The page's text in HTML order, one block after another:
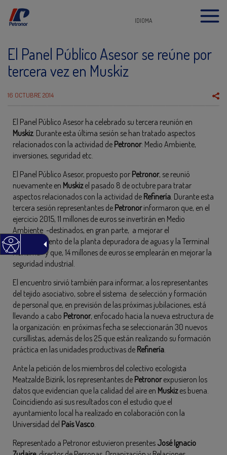
IDIOMA
El Panel Público Asesor se reúne por
tercera vez en Muskiz
16 OCTUBRE 2014
El Panel Público Asesor ha celebrado su tercera reunión en
Muskiz. Durante esta última sesión se han tratado aspectos
relacionados con la actividad de Petronor: Medio Ambiente,
inversiones, seguridad etc.
El Panel Público Asesor, propuesto por Petronor, se reunió
nuevamente en Muskizel pasado 8 de octubre para tratar
aspectos relacionados con la actividad de Refinería. Durante esta
tercera sesión representantes de Petronorinformaron que, en el
ejercicio 2015, 11 millones de euros se invertirán en Medio
Ambiente -destinados, en gran parte, a mejorar el
funcionamiento de la planta depuradora de aguas y la Terminal
Marítima- y que, 14 millones de euros se emplearán en mejorar la
seguridad industrial.
El encuentro sirvió también para informar, a los representantes
del tejido asociativo, sobre el sistema de selección y formación
de personal que, en previsión de las próximas jubilaciones, está
llevando a cabo Petronor, enfocado hacia la nueva estructura de
la organización: en próximas fecha se seleccionarán 30 nuevos
cursillistas, además de los 25 que están realizando su formación
práctica en las unidades productivas de Refinería.
Ante la petición de los miembros del colectivo ecologista
Meatzalde Bizirik, los representantes de Petronorexpusieron los
datos que evidencian que la calidad del aire en Muskizes buena.
Coincidiendo así sus resultados con el estudio que el
ayuntamiento local ha realizado en colaboración con la
Universidad del País Vasco.
Representado a Petronor estuvieron presentes José Ignacio